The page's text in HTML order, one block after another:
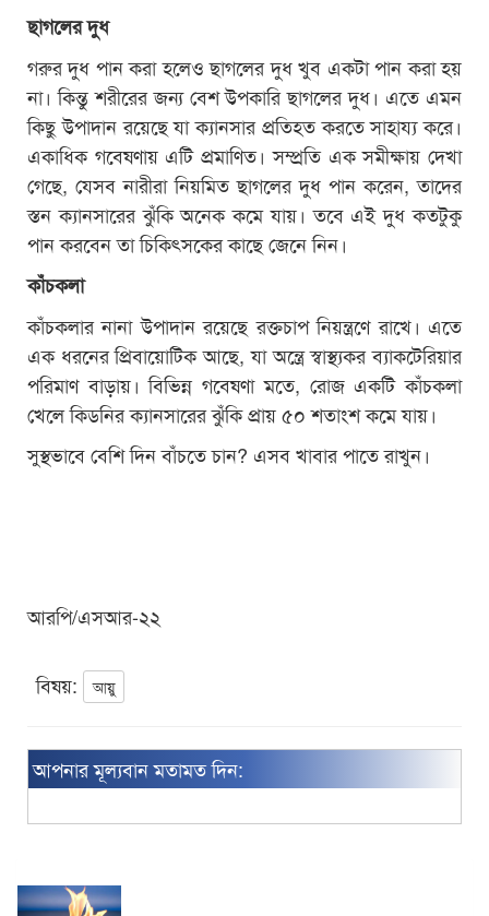
ছাগলের দুধ
গরুর দুধ পান করা হলেও ছাগলের দুধ খুব একটা পান করা হয়
না। কিন্তু শরীরের জন্য বেশ উপকারি ছাগলের দুধ। এতে এমন
কিছু উপাদান রয়েছে যা ক্যানসার প্রতিহত করতে সাহায্য করে।
একাধিক গবেষণায় এটি প্রমাণিত। সম্প্রতি এক সমীক্ষায় দেখা
গেছে, যেসব নারীরা নিয়মিত ছাগলের দুধ পান করেন, তাদের
স্তন ক্যানসারের ঝুঁকি অনেক কমে যায়। তবে এই দুধ কতটুকু
পান করবেন তা চিকিৎসকের কাছে জেনে নিন।
কাঁচকলা
কাঁচকলার নানা উপাদান রয়েছে রক্তচাপ নিয়ন্ত্রণে রাখে। এতে
এক ধরনের প্রিবায়োটিক আছে, যা অন্ত্রে স্বাস্থ্যকর ব্যাকটেরিয়ার
পরিমাণ বাড়ায়। বিভিন্ন গবেষণা মতে, রোজ একটি কাঁচকলা
খেলে কিডনির ক্যানসারের ঝুঁকি প্রায় ৫০ শতাংশ কমে যায়।
সুস্থভাবে বেশি দিন বাঁচতে চান? এসব খাবার পাতে রাখুন।
আরপি/এসআর-২২
বিষয়: আয়ু
আপনার মূল্যবান মতামত দিন: